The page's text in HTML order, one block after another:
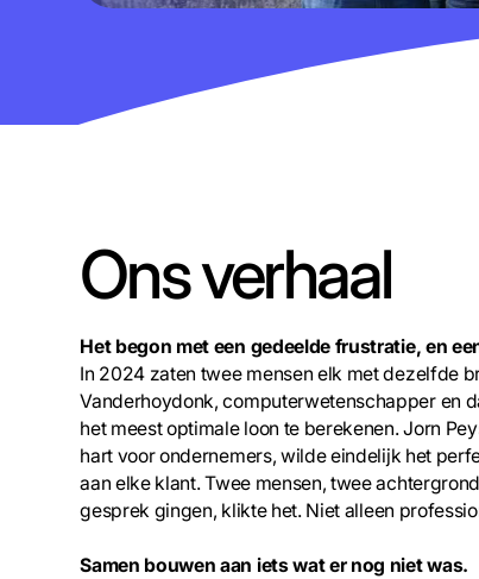
Ons verhaal
Het begon met een gedeelde frustratie, en
In 2024 zaten twee mensen elk met dezelfde
Vanderhoydonk, computerwetenschapper en
het meest optimale loon te berekenen. Jorn
hart voor ondernemers, wilde eindelijk het
aan elke klant. Twee mensen, twee
gesprek gingen, klikte het. Niet alleen
Samen bouwen aan iets wat er nog niet was.